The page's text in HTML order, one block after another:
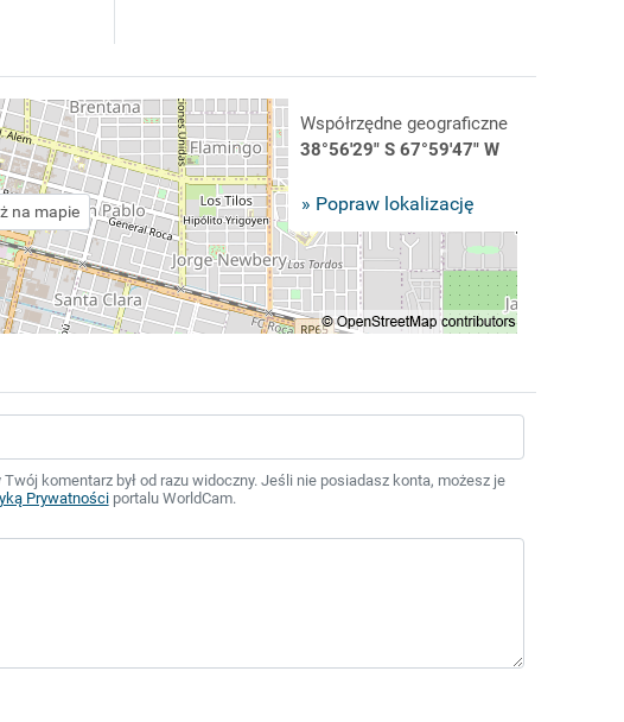
na mapie
Współrzędne geograficzne
38°56'29" S 67°59'47" W
» Popraw lokalizację
komentarz był od razu widoczny. Jeśli nie posiadasz konta, możesz je
Prywatnościportalu WorldCam.